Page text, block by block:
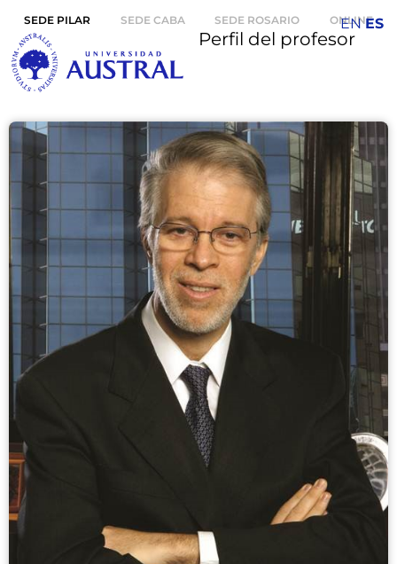
SEDE PILAR SEDE CABA SEDE ROSARIO ONLINE
Perfil del profesor
EN ES